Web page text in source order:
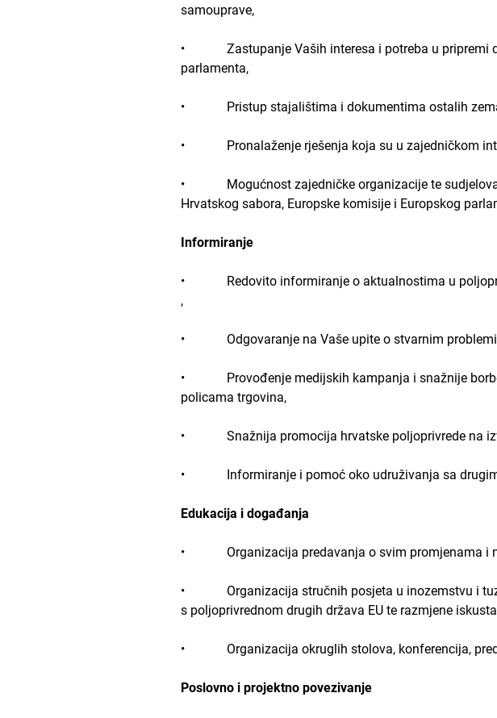
samouprave,
• Zastupanje Vaših interesa i potreba u pripremi
parlamenta,
• Pristup stajalištima i dokumentima ostalih
• Pronalaženje rješenja koja su u zajedničkom
• Mogućnost zajedničke organizacije te
Hrvatskog sabora, Europske komisije i Europskog
Informiranje
• Redovito informiranje o aktualnostima u
,
• Odgovaranje na Vaše upite o stvarnim
• Provođenje medijskih kampanja i snažnije borbe
policama trgovina,
• Snažnija promocija hrvatske poljoprivrede na
• Informiranje i pomoć oko udruživanja sa drugim
Edukacija i događanja
• Organizacija predavanja o svim promjenama i
• Organizacija stručnih posjeta u inozemstvu i
s poljoprivrednom drugih država EU te razmjene
• Organizacija okruglih stolova, konferencija,
Poslovno i projektno povezivanje